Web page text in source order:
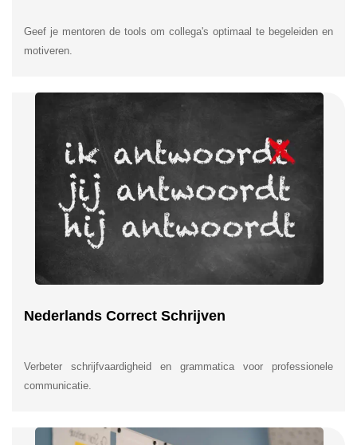
Geef je mentoren de tools om collega's optimaal te begeleiden en
motiveren.
Nederlands Correct Schrijven
Verbeter schrijfvaardigheid en grammatica voor professionele
communicatie.